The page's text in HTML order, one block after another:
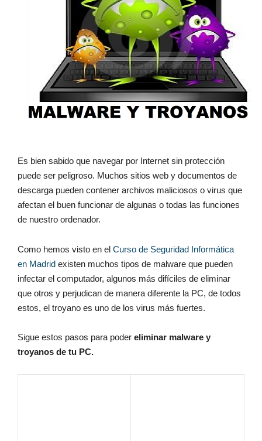
Es bien sabido que navegar por Internet sin protección
puede ser peligroso. Muchos sitios web y documentos de
descarga pueden contener archivos maliciosos o virus que
afectan el buen funcionar de algunas o todas las funciones
de nuestro ordenador.
Como hemos visto en el Curso de Seguridad Informática
en Madrid existen muchos tipos de malware que pueden
infectar el computador, algunos más difíciles de eliminar
que otros y perjudican de manera diferente la PC, de todos
estos, el troyano es uno de los virus más fuertes.
Sigue estos pasos para poder eliminar malware y
troyanos de tu PC.